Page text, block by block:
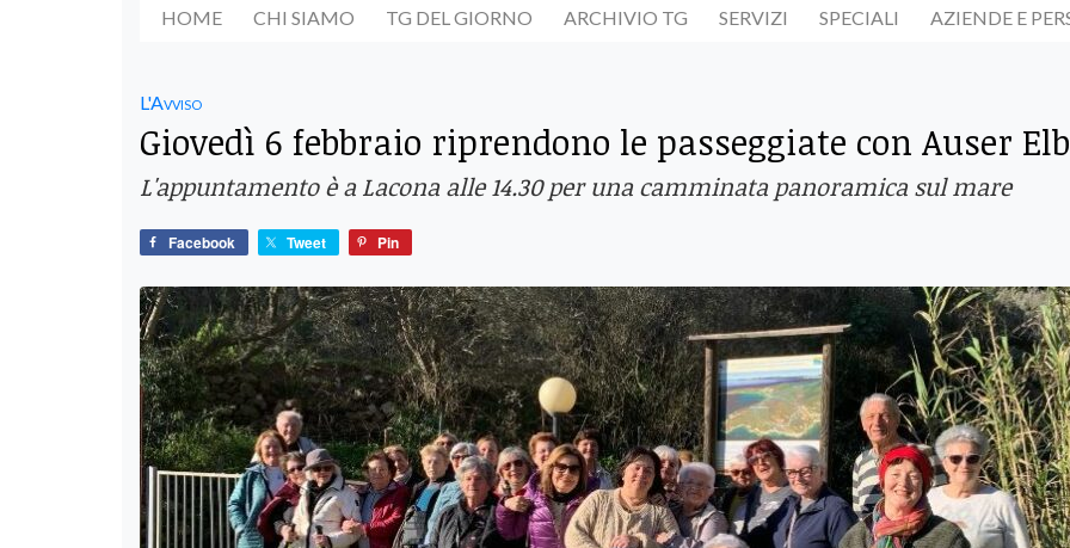
HOME CHI SIAMO TG DEL GIORNO ARCHIVIO TG SERVIZI SPECIALI AZIENDE E
L'Avviso
Giovedì 6 febbraio riprendono le passeggiate con Auser
L'appuntamento è a Lacona alle 14.30 per una camminata panoramica sul mare
Facebook Tweet Pin